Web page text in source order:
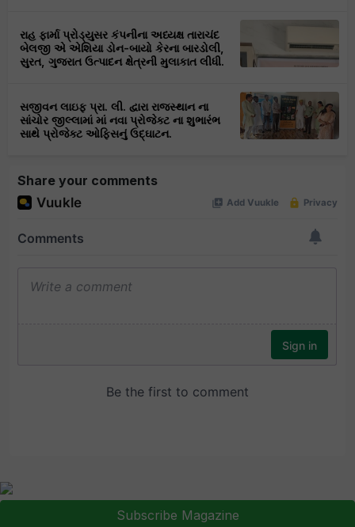
રાહ ફાર્મા પ્રોડ્યુસર કંપનીના અધ્યક્ષ તારાચંદ
બેલજી એ એશિયા ડોન-બાયો કેરના બારડોલી,
સુરત, ગુજરાત ઉત્પાદન ક્ષેત્રની મુલાકાત લીધી.
સજીવન લાઇફ પ્રા. લી. દ્વારા રાજસ્થાન ના
સાંચોર જીલ્લામાં માં નવા પ્રોજેક્ટ ના શુભારંભ
સાથે પ્રોજેક્ટ ઓફિસનું ઉદ્ઘાટન.
Share your comments
Subscribe Magazine